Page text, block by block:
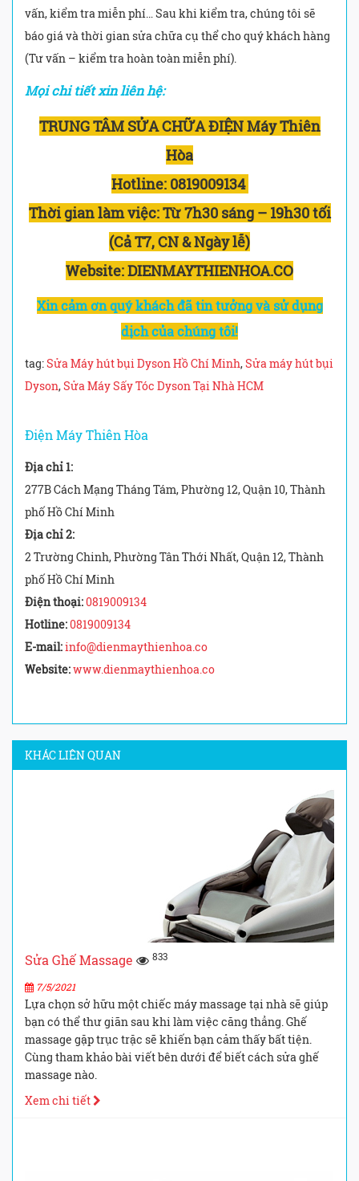
vấn, kiểm tra miễn phí… Sau khi kiểm tra, chúng tôi sẽ
báo giá và thời gian sửa chữa cụ thể cho quý khách hàng
(Tư vấn – kiểm tra hoàn toàn miễn phí).
Mọi chi tiết xin liên hệ:
TRUNG TÂM SỬA CHỮA ĐIỆN Máy Thiên
Hòa
Hotline: 0819009134
Thời gian làm việc:Từ 7h30 sáng – 19h30 tối
(Cả T7, CN & Ngày lễ)
Website: DIENMAYTHIENHOA.CO
Xin cảm ơn quý khách đã tin tưởng và sử dụng
dịch của chúng tôi!
tag:Sửa Máy hút bụi Dyson Hồ Chí Minh,Sửa máy hút bụi
Dyson,Sửa Máy Sấy Tóc Dyson Tại Nhà HCM
Điện Máy Thiên Hòa
Địa chỉ 1:
277B Cách Mạng Tháng Tám, Phường 12, Quận 10, Thành
phố Hồ Chí Minh
Địa chỉ 2:
2 Trường Chinh, Phường Tân Thới Nhất, Quận 12, Thành
phố Hồ Chí Minh
Điện thoại:0819009134
Hotline:0819009134
E-mail:info@dienmaythienhoa.co
Website:www.dienmaythienhoa.co
KHÁC LIÊN QUAN
Sửa Ghế Massage 833
7/5/2021
Lựa chọn sở hữu một chiếc máy massage tại nhà sẽ giúp
bạn có thể thư giãn sau khi làm việc căng thẳng. Ghế
massage gặp trục trặc sẽ khiến bạn cảm thấy bất tiện.
Cùng tham khảo bài viết bên dưới để biết cách sửa ghế
massage nào.
Xem chi tiết